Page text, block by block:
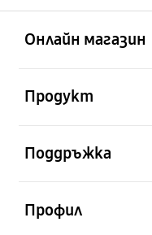
Онлайн магазин
Продукт
Поддръжка
Профил